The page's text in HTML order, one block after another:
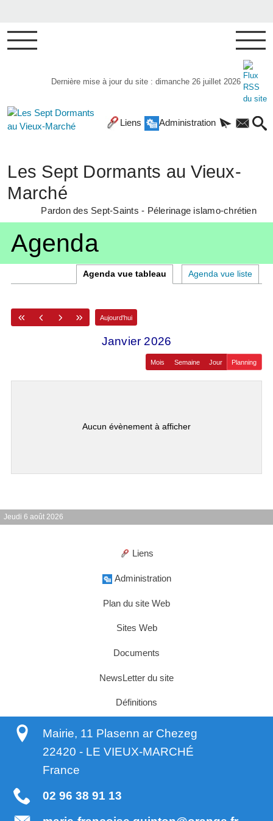
Dernière mise à jour du site : dimanche 26 juillet 2026
Liens Administration
Les Sept Dormants au Vieux-
Marché
Pardon des Sept-Saints - Pélerinage islamo-chrétien
Agenda
Agenda vue tableau Agenda vue liste
Aujourd'hui
janvier 2026
Mois Semaine Jour Planning
Aucun évènement à afficher
Jeudi 6 août 2026
Liens
Administration
Plan du site Web
Sites Web
Documents
NewsLetter du site
Définitions
Mairie, 11 Plasenn ar Chezeg
22420 - LE VIEUX-MARCHÉ
France
02 96 38 91 13